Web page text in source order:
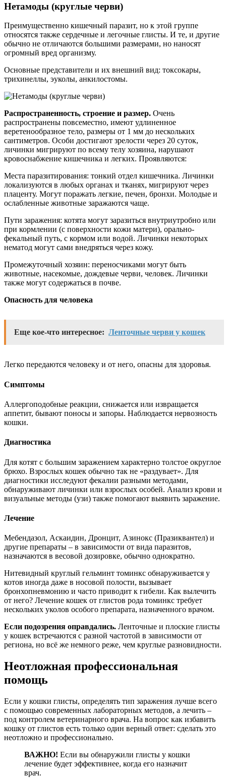
Нетамоды (круглые черви)
Преимущественно кишечный паразит, но к этой группе
относятся также сердечные и легочные глисты. И те, и другие
обычно не отличаются большими размерами, но наносят
огромный вред организму.
Основные представители и их внешний вид: токсокары,
трихинеллы, эуколы, анкилостомы.
Распространенность, строение и размер. Очень
распространены повсеместно, имеют удлиненное
веретенообразное тело, размеры от 1 мм до нескольких
сантиметров. Особи достигают зрелости через 20 суток,
личинки мигрируют по всему телу хозяина, нарушают
кровоснабжение кишечника и легких. Проявляются:
Места паразитирования: тонкий отдел кишечника. Личинки
локализуются в любых органах и тканях, мигрируют через
плаценту. Могут поражать легкие, печен, бронхи. Молодые и
ослабленные животные заражаются чаще.
Пути заражения: котята могут заразиться внутриутробно или
при кормлении (с поверхности кожи матери), орально-
фекальный путь, с кормом или водой. Личинки некоторых
нематод могут сами внедряться через кожу.
Промежуточный хозяин: переносчиками могут быть
животные, насекомые, дождевые черви, человек. Личинки
также могут содержаться в почве.
Опасность для человека
Еще кое-что интересное: Ленточные черви у кошек
Легко передаются человеку и от него, опасны для здоровья.
Симптомы
Аллергоподобные реакции, снижается или извращается
аппетит, бывают поносы и запоры. Наблюдается нервозность
кошки.
Диагностика
Для котят с большим заражением характерно толстое округлое
брюхо. Взрослых кошек обычно так не «раздувает». Для
диагностики исследуют фекалии разными методами,
обнаруживают личинки или взрослых особей. Анализ крови и
визуальные методы (узи) также помогают выявить заражение.
Лечение
Мебендазол, Аскаидин, Дронцит, Азинокс (Празиквантел) и
другие препараты – в зависимости от вида паразитов,
назначаются в весовой дозировке, обычно однократно.
Нитевидный круглый гельминт томинкс обнаруживается у
котов иногда даже в носовой полости, вызывает
бронхопневмонию и часто приводит к гибели. Как вылечить
от него? Лечение кошек от глистов рода томинкс требует
нескольких уколов особого препарата, назначенного врачом.
Если подозрения оправдались. Ленточные и плоские глисты
у кошек встречаются с разной частотой в зависимости от
региона, но всё же немного реже, чем круглые разновидности.
Неотложная профессиональная
помощь
Если у кошки глисты, определять тип заражения лучше всего
с помощью современных лабораторных методов, а лечить –
под контролем ветеринарного врача. На вопрос как избавить
кошку от глистов есть только один верный ответ: сделать это
неотложно и профессионально.
ВАЖНО! Если вы обнаружили глисты у кошки
лечение будет эффективнее, когда его назначит
врач.